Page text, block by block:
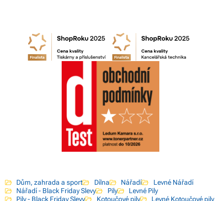
Dům, zahrada a sport Dílna Nářadí
Levné Nářadí
Nářadí - Black Friday Slevy
Pily
Levné Pily
Pily - Black Friday Slevy
Kotoučové pily
Levné Kotoučové pily